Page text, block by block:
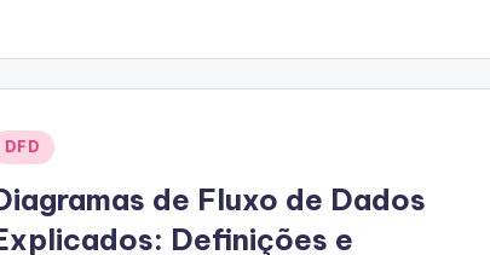
DFD
de Fluxo de Dados
Definições e